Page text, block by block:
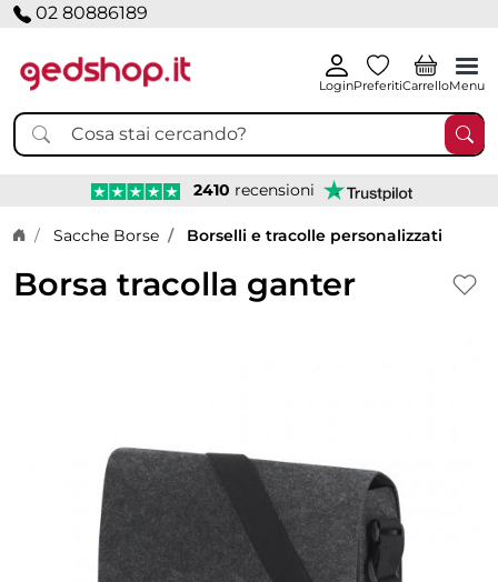
02 80886189
LoginPreferitiCarrelloMenu
2410 recensioni
Home page
Sacche Borse Borselli e tracolle personalizzati
Borsa tracolla ganter